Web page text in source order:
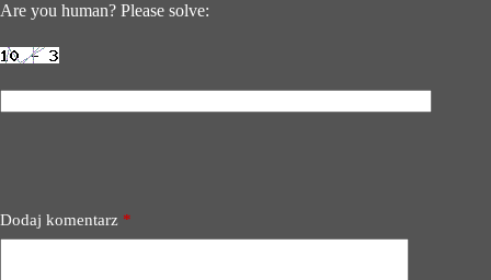
Are you human? Please solve:
Dodaj komentarz *